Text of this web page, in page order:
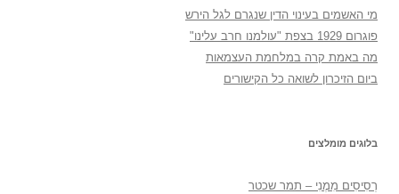
מי האשמים בעינוי הדין שנגרם לגל הירש
פוגרום 1929 בצפת "עולמנו חרב עלינו"
מה באמת קרה במלחמת העצמאות
ביום הזיכרון לשואה כל הקישורים
בלוגים מומלצים
רְסִיסִים מִמֶנִי – תמר שכטר